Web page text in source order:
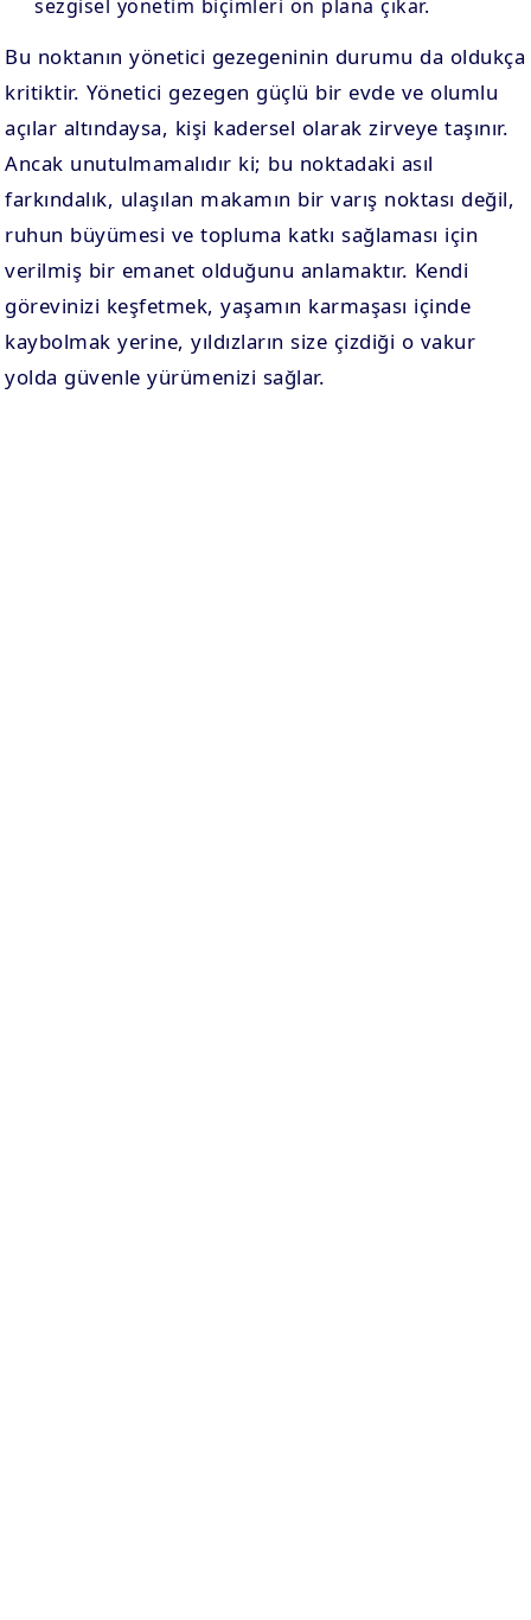
sezgisel yönetim biçimleri ön plana çıkar.
Bu noktanın yönetici gezegeninin durumu da oldukça
kritiktir. Yönetici gezegen güçlü bir evde ve olumlu
açılar altındaysa, kişi kadersel olarak zirveye taşınır.
Ancak unutulmamalıdır ki; bu noktadaki asıl
farkındalık, ulaşılan makamın bir varış noktası değil,
ruhun büyümesi ve topluma katkı sağlaması için
verilmiş bir emanet olduğunu anlamaktır. Kendi
görevinizi keşfetmek, yaşamın karmaşası içinde
kaybolmak yerine, yıldızların size çizdiği o vakur
yolda güvenle yürümenizi sağlar.